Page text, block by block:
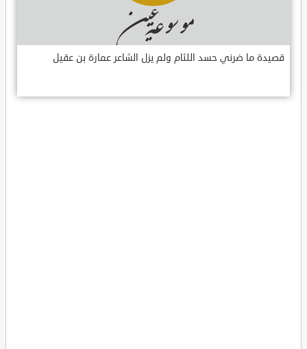
قصيدة ما ضرني حسد اللئام ولم يزل الشاعر عمارة بن عقيل